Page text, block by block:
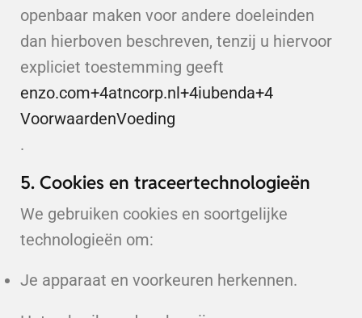
openbaar maken voor andere doeleinden
dan hierboven beschreven, tenzij u hiervoor
expliciet toestemming geeft
enzo.com+4atncorp.nl+4iubenda+4
VoorwaardenVoeding
.
5. Cookies en traceertechnologieën
We gebruiken cookies en soortgelijke
technologieën om:
Je apparaat en voorkeuren herkennen.